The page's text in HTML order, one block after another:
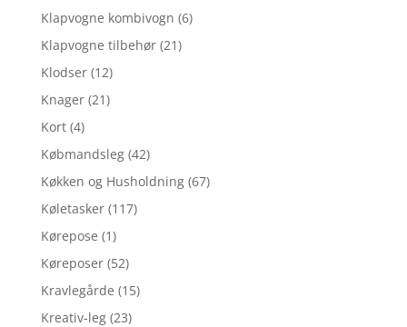
Klapvogne kombivogn (6)
Klapvogne tilbehør (21)
Klodser (12)
Knager (21)
Kort (4)
Købmandsleg (42)
Køkken og Husholdning (67)
Køletasker (117)
Kørepose (1)
Køreposer (52)
Kravlegårde (15)
Kreativ-leg (23)